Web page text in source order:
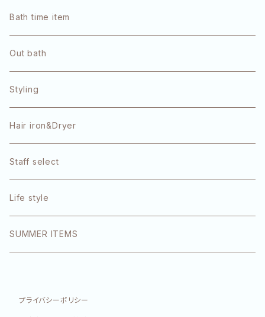
pulūto
Refa
OLAPLEX
TOKIO
1DK
エクラリティ
E-STANDARD
Bath time item
Out bath
Styling
Hair iron&Dryer
Staff select
Life style
SUMMER ITEMS
プライバシーポリシー